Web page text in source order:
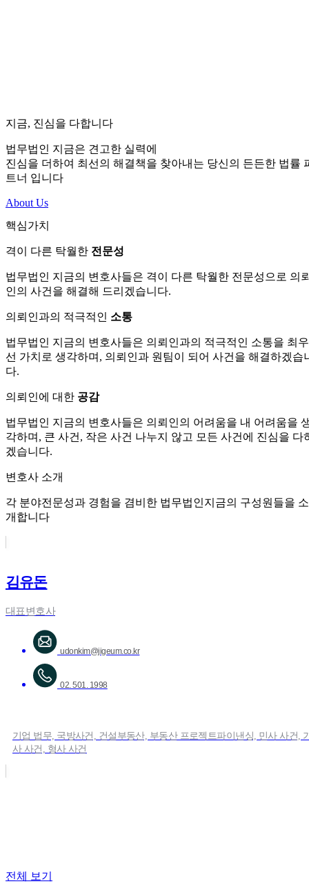
지금, 진심을 다합니다
법무법인 지금은 견고한 실력에
진심을 더하여 최선의 해결책을 찾아내는 당신의 든든한 법률
트너 입니다
About Us
핵심가치
격이 다른 탁월한 전문성
법무법인 지금의 변호사들은 격이 다른 탁월한 전문성으로 의
인의 사건을 해결해 드리겠습니다.
의뢰인과의 적극적인 소통
법무법인 지금의 변호사들은 의뢰인과의 적극적인 소통을 최우
선 가치로 생각하며, 의뢰인과 원팀이 되어 사건을 해결하겠습
다.
의뢰인에 대한 공감
법무법인 지금의 변호사들은 의뢰인의 어려움을 내 어려움을
각하며, 큰 사건, 작은 사건 나누지 않고 모든 사건에 진심을 다
겠습니다.
변호사 소개
각 분야전문성과 경험을 겸비한 법무법인지금의 구성원들을 소
개합니다
김유돈
대표변호사
udonkim@jigeum.co.kr
02. 501. 1998
기업 법무, 국방사건, 건설부동산, 부동산 프로젝트파이낸싱, 민사 사건,
사 사건, 형사 사건
전체 보기